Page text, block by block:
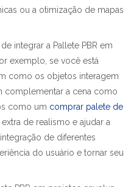
ou a otimização de mapas
integrar a Pallete PBR em
exemplo, se você está
como os objetos interagem
complementar a cena como
como um comprar palete de
de realismo e ajudar a
de diferentes
do usuário e tornar seu